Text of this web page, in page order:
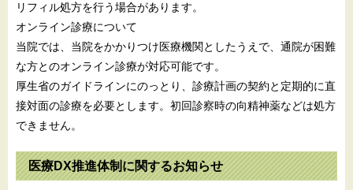
リフィル処方を行う場合があります。
オンライン診療について
当院では、当院をかかりつけ医療機関としたうえで、通院が困難
な方とのオンライン診療が対応可能です。
厚生省のガイドラインにのっとり、診療計画の契約と定期的に直
接対面の診療を必要とします。初回診察時の向精神薬などは処方
できません。
医療DX推進体制に関するお知らせ